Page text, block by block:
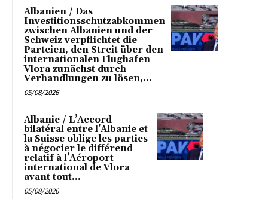
Albanien / Das
Investitionsschutzabkommen
zwischen Albanien und der
Schweiz verpflichtet die
Parteien, den Streit über den
internationalen Flughafen
Vlora zunächst durch
Verhandlungen zu lösen,...
05/08/2026
Albanie / L’Accord
bilatéral entre l’Albanie et
la Suisse oblige les parties
à négocier le différend
relatif à l’Aéroport
international de Vlora
avant tout...
05/08/2026